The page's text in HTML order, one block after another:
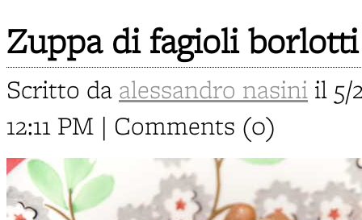
Zuppa di fagioli
Scritto da alessandro nasini il 5/
12:11 PM | Comments (0)